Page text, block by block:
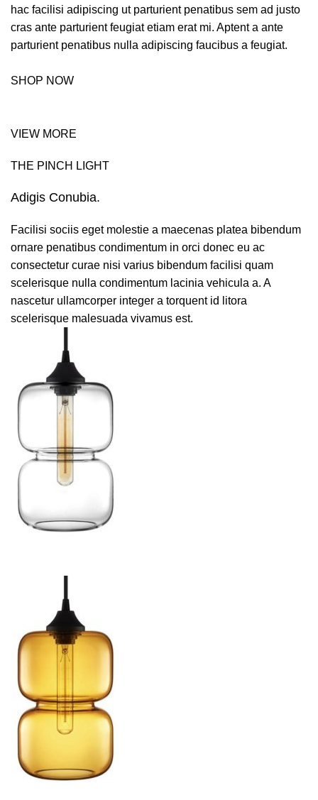
hac facilisi adipiscing ut parturient penatibus sem ad justo
cras ante parturient feugiat etiam erat mi. Aptent a ante
parturient penatibus nulla adipiscing faucibus a feugiat.
SHOP NOW
VIEW MORE
THE PINCH LIGHT
Adigis Conubia.
Facilisi sociis eget molestie a maecenas platea bibendum
ornare penatibus condimentum in orci donec eu ac
consectetur curae nisi varius bibendum facilisi quam
scelerisque nulla condimentum lacinia vehicula a. A
nascetur ullamcorper integer a torquent id litora
scelerisque malesuada vivamus est.